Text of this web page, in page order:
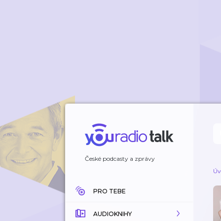
České podcasty a zprávy
PRO TEBE
AUDIOKNIHY